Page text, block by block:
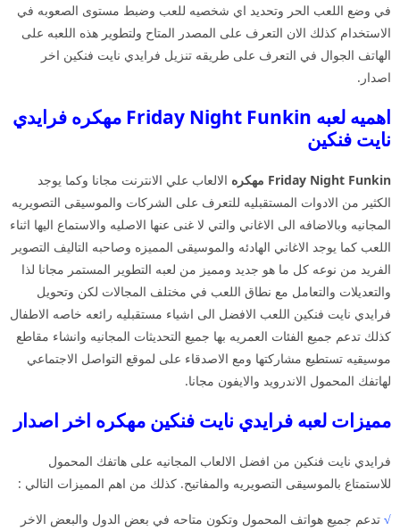
في وضع اللعب الحر وتحديد اي شخصيه للعب وضبط مستوى الصعوبه في
الاستخدام كذلك الان التعرف على المصدر المتاح ولتطوير هذه اللعبه على
الهاتف الجوال في التعرف على طريقه تنزيل فرايدي نايت فنكين اخر
اصدار.
اهميه لعبه Friday Night Funkin مهكره فرايدي
نايت فنكين
Friday Night Funkin مهكره
الالعاب علي الانترنت مجانا وكما يوجد
الكثير من الادوات المستقبليه للتعرف على الشركات والموسيقى التصويريه
المجانيه وبالاضافه الى الاغاني والتي لا غنى عنها الاصليه والاستماع اليها اثناء
اللعب كما يوجد الاغاني الهادئه والموسيقى المميزه وصاحبه التاليف التصوير
الفريد من نوعه كل ما هو جديد ومميز من لعبه التطوير المستمر مجانا لذا
والتعديلات والتعامل مع نطاق اللعب في مختلف المجالات لكن وتحويل
فرايدي نايت فنكين اللعب الافضل الى اشياء مستقبليه رائعه خاصه الاطفال
كذلك تدعم جميع الفئات العمريه بها جميع التحديثات المجانيه وانشاء مقاطع
موسيقيه تستطيع مشاركتها ومع الاصدقاء على لموقع التواصل الاجتماعي
لهاتفك المحمول الاندرويد والايفون مجانا.
مميزات لعبه فرايدي نايت فنكين مهكره اخر اصدار
فرايدي نايت فنكين من افضل الالعاب المجانيه على هاتفك المحمول
للاستمتاع بالموسيقى التصويريه والمفاتيح. كذلك من اهم المميزات التالي :
√ تدعم جميع هواتف المحمول وتكون متاحه في بعض الدول والبعض الاخر